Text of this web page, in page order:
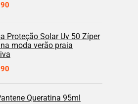
Proteção Solar Uv 50 Zíper
moda verão praia
Queratina 95ml